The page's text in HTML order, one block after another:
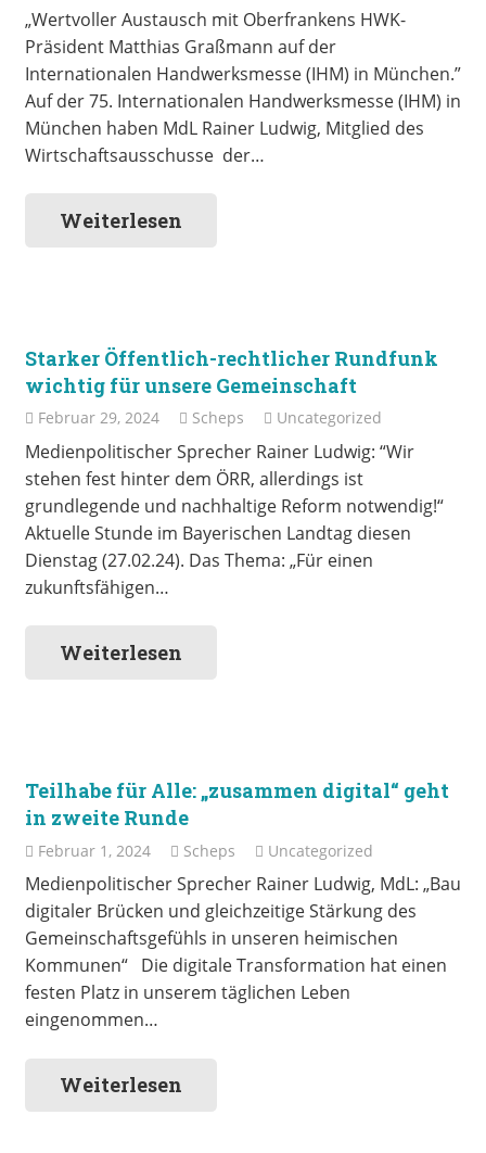
„Wertvoller Austausch mit Oberfrankens HWK-
Präsident Matthias Graßmann auf der
Internationalen Handwerksmesse (IHM) in München.”
Auf der 75. Internationalen Handwerksmesse (IHM) in
München haben MdL Rainer Ludwig, Mitglied des
Wirtschaftsausschusse der…
Weiterlesen
Starker Öffentlich-rechtlicher Rundfunk
wichtig für unsere Gemeinschaft
Februar 29, 2024 Scheps Uncategorized
Medienpolitischer Sprecher Rainer Ludwig: “Wir
stehen fest hinter dem ÖRR, allerdings ist
grundlegende und nachhaltige Reform notwendig!“
Aktuelle Stunde im Bayerischen Landtag diesen
Dienstag (27.02.24). Das Thema: „Für einen
zukunftsfähigen…
Weiterlesen
Teilhabe für Alle: „zusammen digital“ geht
in zweite Runde
Februar 1, 2024 Scheps Uncategorized
Medienpolitischer Sprecher Rainer Ludwig, MdL: „Bau
digitaler Brücken und gleichzeitige Stärkung des
Gemeinschaftsgefühls in unseren heimischen
Kommunen“ Die digitale Transformation hat einen
festen Platz in unserem täglichen Leben
eingenommen…
Weiterlesen